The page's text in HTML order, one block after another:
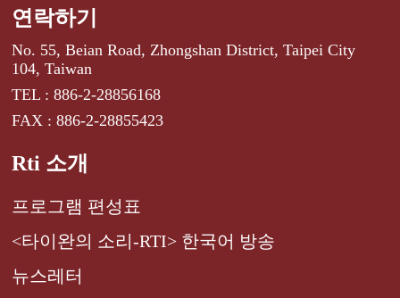
연락하기
No. 55, Beian Road, Zhongshan District, Taipei City
104, Taiwan
TEL : 886-2-28856168
FAX : 886-2-28855423
Rti 소개
프로그램 편성표
<타이완의 소리-RTI> 한국어 방송
뉴스레터